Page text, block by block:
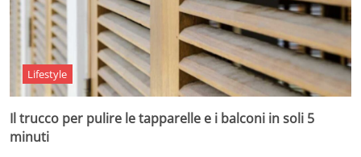
Lifestyle
Il trucco per pulire le tapparelle e i balconi in soli 5
minuti